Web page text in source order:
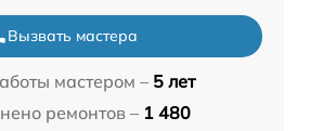
Вызвать мастера
мастером – 5 лет
ремонтов – 1 480